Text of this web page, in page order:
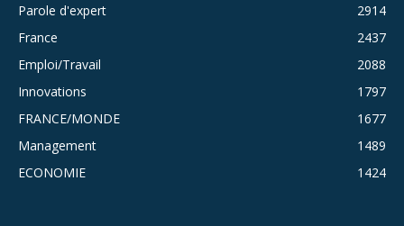
Parole d'expert
2914
France
2437
Emploi/Travail
2088
Innovations
1797
FRANCE/MONDE
1677
Management
1489
ECONOMIE
1424